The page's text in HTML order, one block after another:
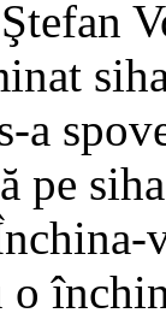
a
pe
o